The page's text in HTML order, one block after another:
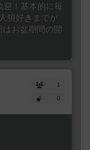
迎！基本的に毎
狼好きまでが
お盆期間の開
1
0